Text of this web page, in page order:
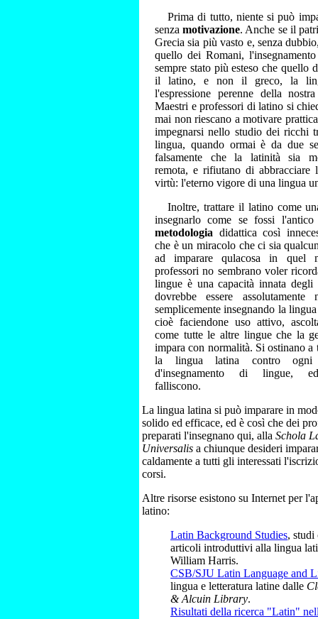
Prima di tutto, niente si può
senzamotivazione. Anche se il
Grecia sia più vasto e, senza
quello dei Romani,
sempre stato più esteso che quello
il latino, e non il greco, la
l'espressione perenne della
Maestri e professori di latino si
mai non riescano a motivare
impegnarsi nello studio dei ricchi
lingua, quando ormai è da due
falsamente che la latinità sia
remota, e rifiutano di abbracciare
virtù: l'eterno vigore di una lingua
Inoltre, trattare il latino come
insegnarlo come se fossi
metodologia didattica così
che è un miracolo che ci sia
ad imparare qulacosa in quel
professori no sembrano voler
lingue è una capacità innata degli
dovrebbe essere
semplicemente insegnando la
cioè faciendone uso attivo,
come tutte le altre lingue che la
impara con normalità. Si ostinano a
la lingua latina contro ogni
d'insegnamento di lingue, ed
falliscono.
La lingua latina si può imparare in
solido ed efficace, ed è così che dei
preparati l'insegnano qui, alla Schola
Universalis a chiunque desideri
caldamente a tutti gli interessati
corsi.
Altre risorse esistono su Internet per
latino:
Latin Background Studies, studi
articoli introduttivi alla lingua
William Harris.
CSB/SJU Latin Language and
lingua e letteratura latine dalle
& Alcuin Library.
Risultati della ricerca "Latin"